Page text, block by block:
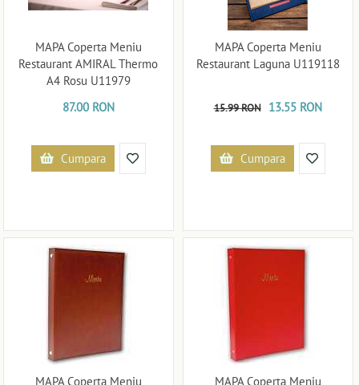
MAPA Coperta Meniu
Restaurant AMIRAL Thermo
A4 Rosu U11979
87.00 RON
Cumpara
MAPA Coperta Meniu
Restaurant Laguna U119118
15.99 RON 13.55 RON
Cumpara
MAPA Coperta Meniu
MAPA Coperta Meniu